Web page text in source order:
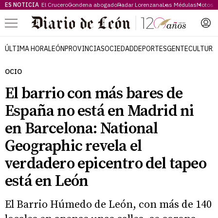
ES NOTICIA El CruceroCondena abogadoRadar LorenzanaLas MédulasMotos
Menú
ÚLTIMA HORALEÓNPROVINCIASOCIEDADDEPORTESGENTECULTURA
OCIO
El barrio con más bares de
España no está en Madrid ni
en Barcelona: National
Geographic revela el
verdadero epicentro del tapeo
está en León
El Barrio Húmedo de León, con más de 140